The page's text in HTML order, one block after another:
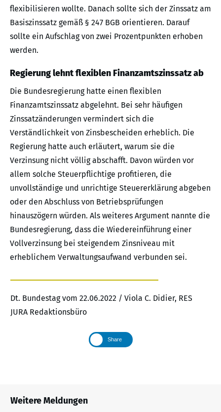
flexibilisieren wollte. Danach sollte sich der Zinssatz am
Basiszinssatz gemäß § 247 BGB orientieren. Darauf
sollte ein Aufschlag von zwei Prozentpunkten erhoben
werden.
Regierung lehnt flexiblen Finanzamtszinssatz ab
Die Bundesregierung hatte einen flexiblen
Finanzamtszinssatz abgelehnt. Bei sehr häufigen
Zinssatzänderungen vermindert sich die
Verständlichkeit von Zinsbescheiden erheblich. Die
Regierung hatte auch erläutert, warum sie die
Verzinsung nicht völlig abschafft. Davon würden vor
allem solche Steuerpflichtige profitieren, die
unvollständige und unrichtige Steuererklärung abgeben
oder den Abschluss von Betriebsprüfungen
hinauszögern würden. Als weiteres Argument nannte die
Bundesregierung, dass die Wiedereinführung einer
Vollverzinsung bei steigendem Zinsniveau mit
erheblichem Verwaltungsaufwand verbunden sei.
Dt. Bundestag vom 22.06.2022 / Viola C. Didier, RES
JURA Redaktionsbüro
Share
Weitere Meldungen